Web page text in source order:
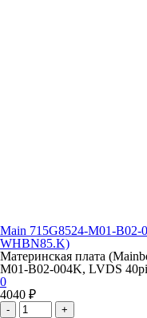
Main 715G8524-M01-
WHBN85.K)
Материнская плата
M01-B02-004K, LVDS
0
4040 ₽
- +